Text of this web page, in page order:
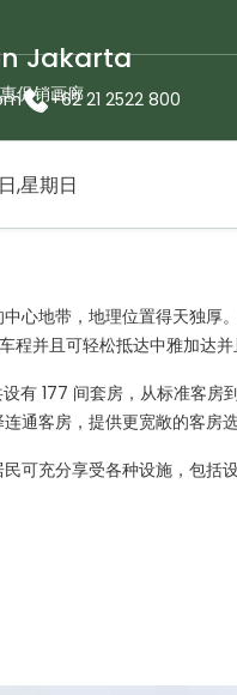
促销画廊
Jakarta
+62 21 2522 800
Somerset Sudirman Jakarta
心地带，地理位置得天独
程并且可轻松抵达中雅加达并
177 间套房，从标准客房
通客房，提供更宽敞的客房
可充分享受各种设施，包